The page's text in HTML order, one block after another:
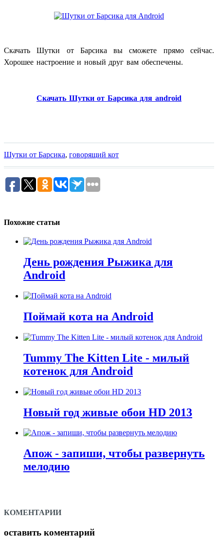
Скачать Шутки от Барсика вы сможете прямо сейчас.
Хорошее настроение и новый друг вам обеспечены.
Скачать Шутки от Барсика для android
Шутки от Барсика, говорящий кот
Похожие статьи
День рождения Рыжика для
Android
Поймай кота на Android
Tummy The Kitten Lite - милый
котенок для Android
Новый год живые обои HD 2013
Апож - запиши, чтобы развернуть
мелодию
КОМЕНТАРИИ
оставить коментарий